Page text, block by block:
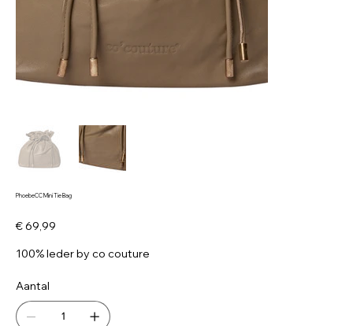
PhoebeCC Mini Tie Bag
Prijs
€ 69,99
100% leder by co couture
Aantal